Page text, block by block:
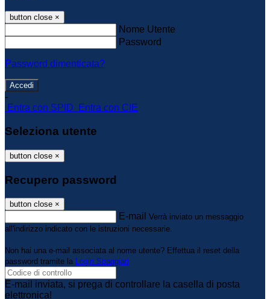
button close ×
Nome Utente
Password
Password dimenticata?
-
Entra con SPID
Entra con CIE
Seleziona utente
button close ×
Recupero password
button close ×
E-mail Verrà inviato un messaggio
all'indirizzo indicato con le istruzioni necessarie.
Non hai una e-mail associata al nome utente? Effettua il reset della
password tramite la Login Spaggiari
E-mail inviata, si prega di controllare la casella di posta
elettronica!